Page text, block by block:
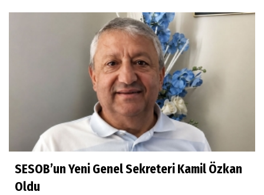
SESOB’un Yeni Genel Sekreteri Kamil Özkan
Oldu